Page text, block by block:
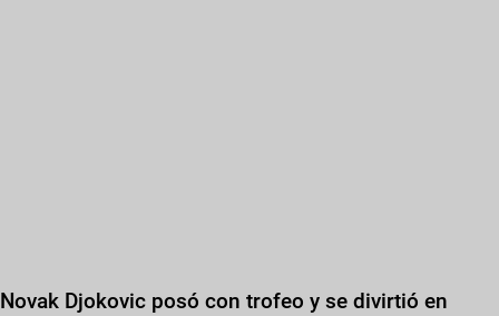
Novak Djokovic posó con trofeo y se divirtió en